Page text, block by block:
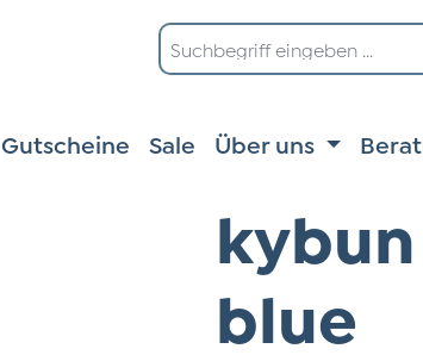
Gutscheine Sale Über uns
blue